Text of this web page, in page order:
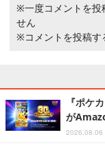
※一度コメントを投
せん
※コメントを投稿す
『ポケ
が
2026.08.06